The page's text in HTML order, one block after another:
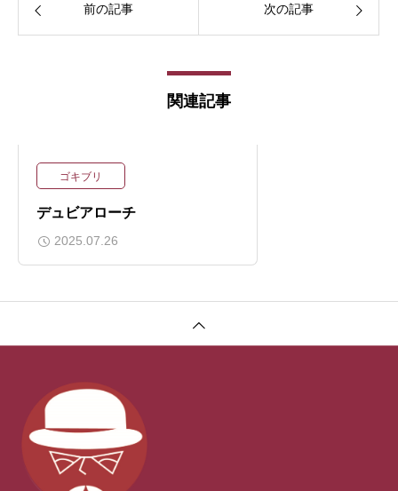
前の記事 次の記事
関連記事
ゴキブリ
デュビアローチ
2025.07.26